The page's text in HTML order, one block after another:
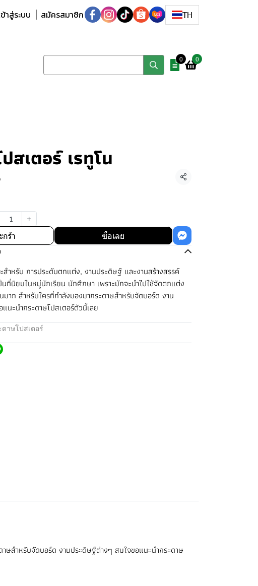
ข้าสู่ระบบ สมัครสมาชิก TH
0 0
สเตอร์ เรทูโน
แชร์
กร้า ซื้อเลย
สำหรับ การประดับตกแต่ง, งานประดิษฐ์ และงานสร้างสรรค์
ที่นิยมในหมู่นักเรียน นักศึกษา เพราะมักจะนำไปใช้จัดตกแต่ง
มาก สำหรับใครที่กำลังมองมากระดาษสำหรับจัดบอร์ด งาน
นะนำกระดาษโปสเตอร์ตัวนี้เลย
ดาษโปสเตอร์
ษสำหรับจัดบอร์ด งานประดิษฐ์ต่างๆ สมใจขอแนะนำกระดาษ